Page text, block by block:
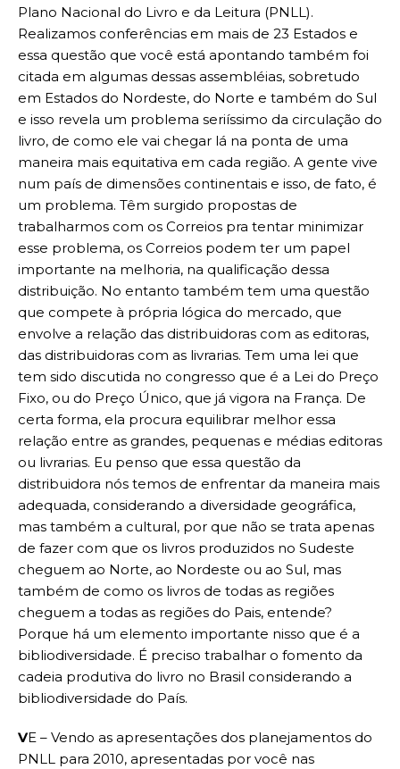
Plano Nacional do Livro e da Leitura (PNLL).
Realizamos conferências em mais de 23 Estados e
essa questão que você está apontando também foi
citada em algumas dessas assembléias, sobretudo
em Estados do Nordeste, do Norte e também do Sul
e isso revela um problema seriíssimo da circulação do
livro, de como ele vai chegar lá na ponta de uma
maneira mais equitativa em cada região. A gente vive
num país de dimensões continentais e isso, de fato, é
um problema. Têm surgido propostas de
trabalharmos com os Correios pra tentar minimizar
esse problema, os Correios podem ter um papel
importante na melhoria, na qualificação dessa
distribuição. No entanto também tem uma questão
que compete à própria lógica do mercado, que
envolve a relação das distribuidoras com as editoras,
das distribuidoras com as livrarias. Tem uma lei que
tem sido discutida no congresso que é a Lei do Preço
Fixo, ou do Preço Único, que já vigora na França. De
certa forma, ela procura equilibrar melhor essa
relação entre as grandes, pequenas e médias editoras
ou livrarias. Eu penso que essa questão da
distribuidora nós temos de enfrentar da maneira mais
adequada, considerando a diversidade geográfica,
mas também a cultural, por que não se trata apenas
de fazer com que os livros produzidos no Sudeste
cheguem ao Norte, ao Nordeste ou ao Sul, mas
também de como os livros de todas as regiões
cheguem a todas as regiões do Pais, entende?
Porque há um elemento importante nisso que é a
bibliodiversidade. É preciso trabalhar o fomento da
cadeia produtiva do livro no Brasil considerando a
bibliodiversidade do País.
VE – Vendo as apresentações dos planejamentos do
PNLL para 2010, apresentadas por você nas